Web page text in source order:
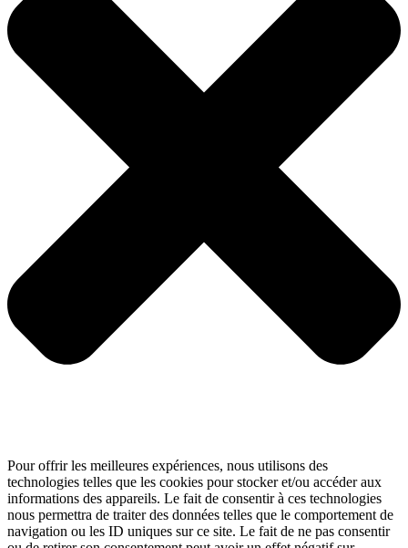
Pour offrir les meilleures expériences, nous utilisons des
technologies telles que les cookies pour stocker et/ou accéder aux
informations des appareils. Le fait de consentir à ces technologies
nous permettra de traiter des données telles que le comportement de
navigation ou les ID uniques sur ce site. Le fait de ne pas consentir